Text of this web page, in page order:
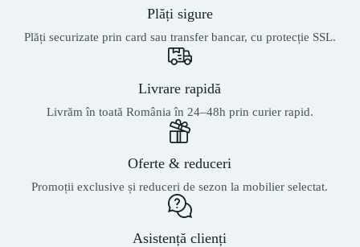
Plăți sigure
Plăți securizate prin card sau transfer bancar, cu protecție SSL.
Livrare rapidă
Livrăm în toată România în 24–48h prin curier rapid.
Oferte & reduceri
Promoții exclusive și reduceri de sezon la mobilier selectat.
Asistență clienți